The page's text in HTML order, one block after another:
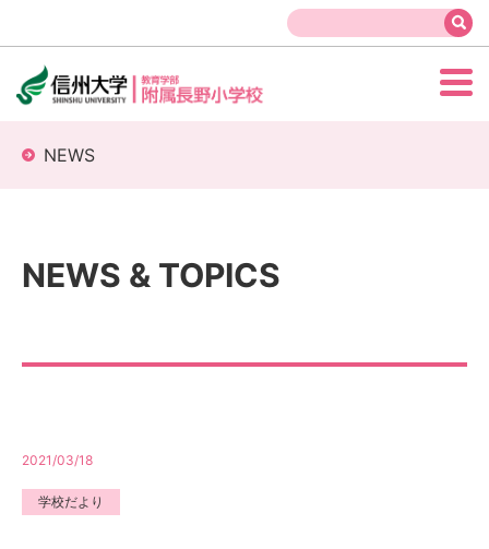
NEWS
NEWS & TOPICS
2021/03/18
学校だより